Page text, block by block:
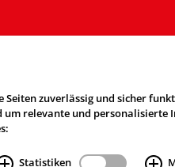
Seiten zuverlässig und sicher
relevante und personalisierte
Statistiken